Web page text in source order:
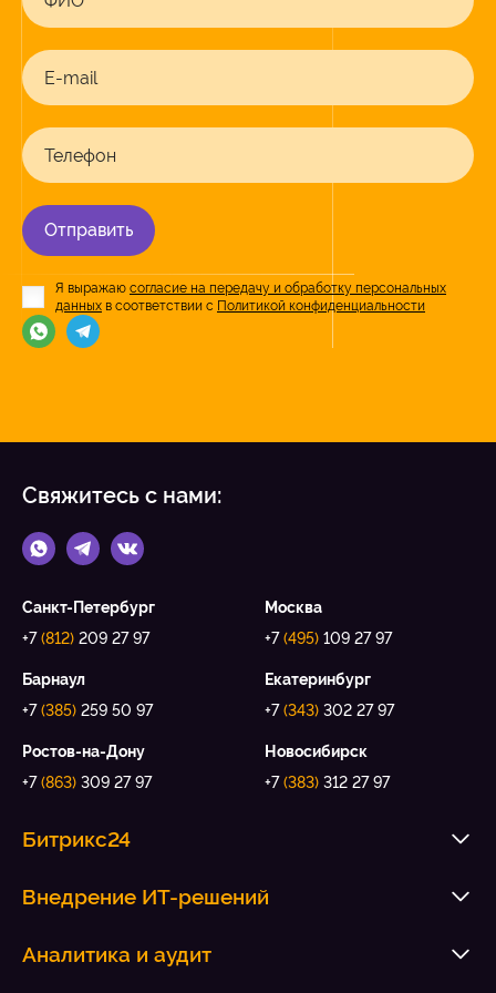
E-mail
Телефон
Отправить
Я выражаю согласие на передачу и обработку персональных
данных в соответствии с Политикой конфиденциальности
Свяжитесь с нами:
Санкт-Петербург
+7(812) 209 27 97
Москва
+7(495) 109 27 97
Барнаул
+7(385) 259 50 97
Екатеринбург
+7(343) 302 27 97
Ростов-на-Дону
+7(863) 309 27 97
Новосибирск
+7(383) 312 27 97
Битрикс24
Внедрение ИТ-решений
Аналитика и аудит